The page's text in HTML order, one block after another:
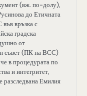
(вж. по-долу),
до Етичната
връзка с
градска
от
съвет (ПК на ВСС)
в процедурата по
и интегритет,
разследвана Емилия